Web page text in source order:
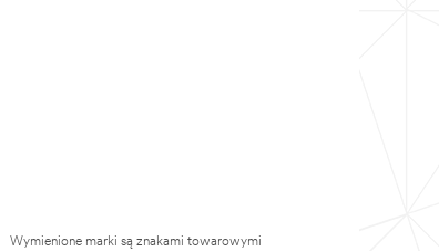
Wymienione marki są znakami towarowymi